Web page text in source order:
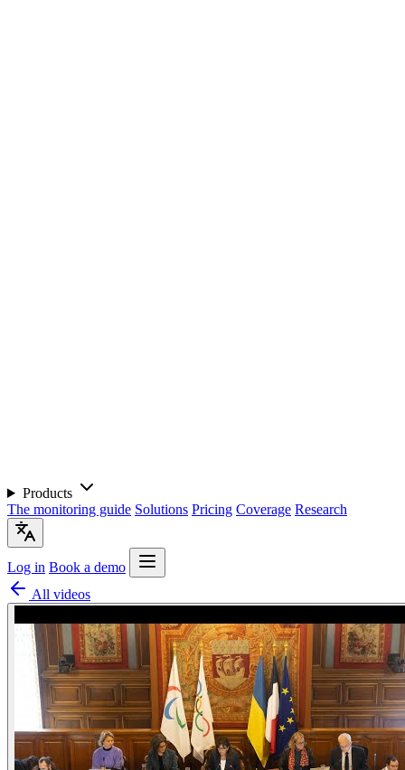
Products
The monitoring guide Solutions Pricing Coverage Research
Log in Book a demo
All videos